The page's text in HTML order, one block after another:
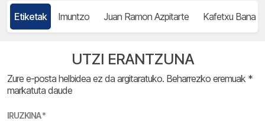
Etiketak Imuntzo Juan Ramon Azpitarte Kafetxu Bana
UTZI ERANTZUNA
Zure e-posta helbidea ez da argitaratuko. Beharrezko eremuak *
markatuta daude
IRUZKINA*